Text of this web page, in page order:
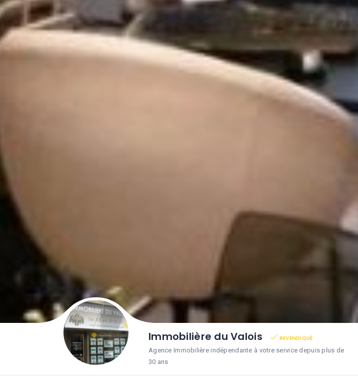
Immobilière du Valois
REVENDIQUÉ
Agence Immobilière indépendante à votre service depuis plus de
30 ans